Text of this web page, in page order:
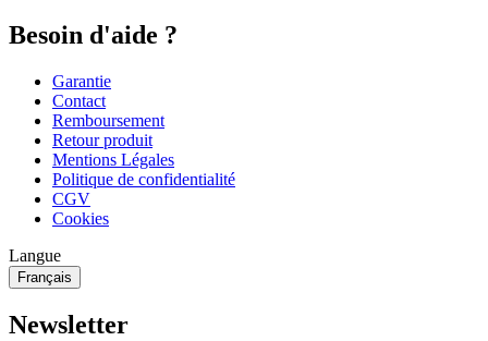
Besoin d'aide ?
Garantie
Contact
Remboursement
Retour produit
Mentions Légales
Politique de confidentialité
CGV
Cookies
Langue
Français
Newsletter